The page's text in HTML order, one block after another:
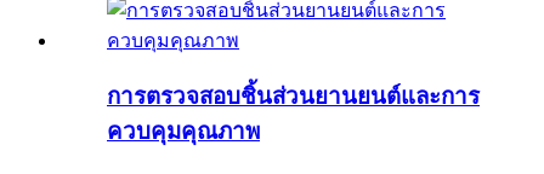
การตรวจสอบชิ้นส่วนยานยนต์และการ
ควบคุมคุณภาพ